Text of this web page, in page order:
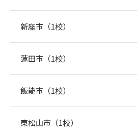
新座市（1校）
蓮田市（1校）
飯能市（1校）
東松山市（1校）